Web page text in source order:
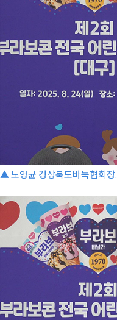
▲ 노영균 경상북도바둑협회장.